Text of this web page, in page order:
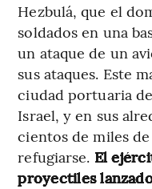
Hezbulá, que el
soldados en una
un ataque de un
sus ataques. Este
ciudad portuaria
Israel, y en sus
cientos de miles
refugiarse. El
proyectiles